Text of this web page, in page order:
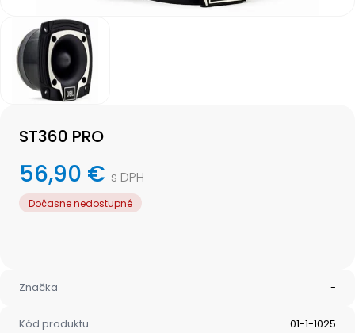
ST360 PRO
56,90 € s DPH
Dočasne nedostupné
Značka -
Kód produktu 01-1-1025